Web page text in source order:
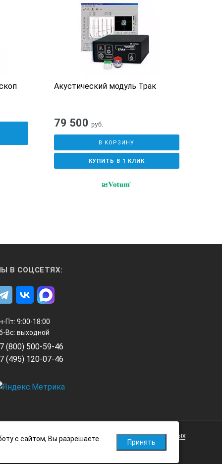
Акустический модуль Трак
79 500 руб.
В КОРЗИНУ
КУПИТЬ В 1 КЛИК
В СОЦСЕТЯХ:
Пт: 9:00-18:00
Вс: выходной
(800) 500-59-46
(495) 120-07-46
Политика обработки персональных данных
с сайтом, Вы разрешаете Принять